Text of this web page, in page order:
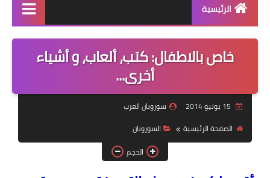
الرئيسية
منتجاتنا
دورة سوروبان اونلاين
كراسات البرنامج pdf
كتاب الشامل في السوروبان
خاص بالاطفال: كتب، ألعاب، و أشياء
أخرى...
سوروبان العرب
الصفحة الرئيسية
السوروبان
الحجم